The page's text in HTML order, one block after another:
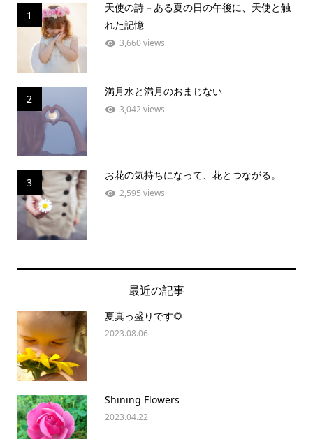
1
天使の詩－ある夏の日の午後に、天使と触
れた記憶
3,660 views
2
満月水と満月のおまじない
3,042 views
3
お花の気持ちになって、花とつながる。
2,595 views
最近の記事
夏真っ盛りです🌻
2023.08.06
Shining Flowers
2023.04.22